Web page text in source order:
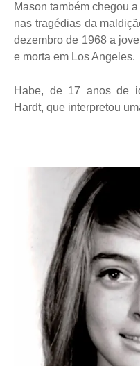
Mason também chegou
nas tragédias da
dezembro de 1968 a
e morta em Los Angeles.
Habe, de 17 anos de
Hardt, que interpretou